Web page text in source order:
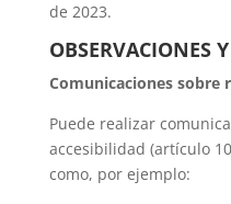
de 2023.
OBSERVACIONES
Comunicaciones sobre
Puede realizar
accesibilidad (artículo
como, por ejemplo: